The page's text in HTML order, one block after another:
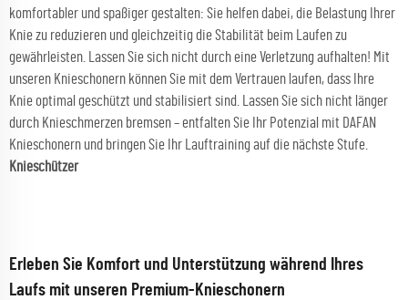
komfortabler und spaßiger gestalten: Sie helfen dabei, die Belastung Ihrer
Knie zu reduzieren und gleichzeitig die Stabilität beim Laufen zu
gewährleisten. Lassen Sie sich nicht durch eine Verletzung aufhalten! Mit
unseren Knieschonern können Sie mit dem Vertrauen laufen, dass Ihre
Knie optimal geschützt und stabilisiert sind. Lassen Sie sich nicht länger
durch Knieschmerzen bremsen – entfalten Sie Ihr Potenzial mit DAFAN
Knieschonern und bringen Sie Ihr Lauftraining auf die nächste Stufe.
Knieschützer
Erleben Sie Komfort und Unterstützung während Ihres
Laufs mit unseren Premium-Knieschonern